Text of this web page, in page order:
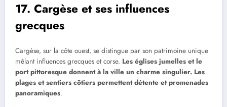
17. Cargèse et ses influences
grecques
Cargèse, sur la côte ouest, se distingue par son patrimoine unique
mêlant influences grecques et corse. Les églises jumelles et le
port pittoresque donnent à la ville un charme singulier. Les
plages et sentiers côtiers permettent détente et promenades
panoramiques.